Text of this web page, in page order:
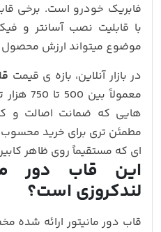
فابریک خودرو است. برخی
با قابلیت نصب آسانتر و
موضوع میتواند ارزش محصول
در بازار آنلاین، بازه‌ ی قیمت
معمولاً
هایی که ضمانت اصالت و
مطمئن‌ تری برای خرید محسوب
ای که مستقیماً روی ظاهر
این قاب دور
لندکروزی است؟
قاب دور مانیتور ارائه‌